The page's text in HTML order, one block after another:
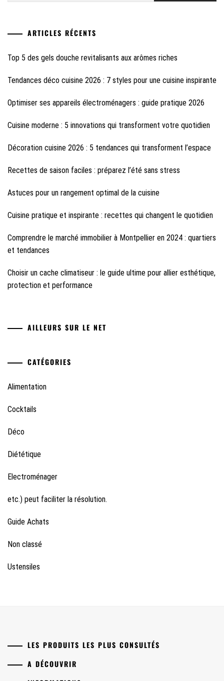
ARTICLES RÉCENTS
Top 5 des gels douche revitalisants aux arômes riches
Tendances déco cuisine 2026 : 7 styles pour une cuisine inspirante
Optimiser ses appareils électroménagers : guide pratique 2026
Cuisine moderne : 5 innovations qui transforment votre quotidien
Décoration cuisine 2026 : 5 tendances qui transforment l’espace
Recettes de saison faciles : préparez l’été sans stress
Astuces pour un rangement optimal de la cuisine
Cuisine pratique et inspirante : recettes qui changent le quotidien
Comprendre le marché immobilier à Montpellier en 2024 : quartiers
et tendances
Choisir un cache climatiseur : le guide ultime pour allier esthétique,
protection et performance
AILLEURS SUR LE NET
CATÉGORIES
Alimentation
Cocktails
Déco
Diététique
Electroménager
etc.) peut faciliter la résolution.
Guide Achats
Non classé
Ustensiles
LES PRODUITS LES PLUS CONSULTÉS
A DÉCOUVRIR